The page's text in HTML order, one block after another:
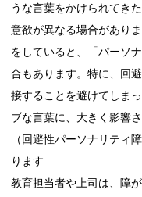
うな言葉をかけられてき
意欲が異なる場合があり
をしていると、「パーソ
合もあります。特に、回
接することを避けてしま
ブな言葉に、大きく影響
（回避性パーソナリティ
ります
教育担当者や上司は、障